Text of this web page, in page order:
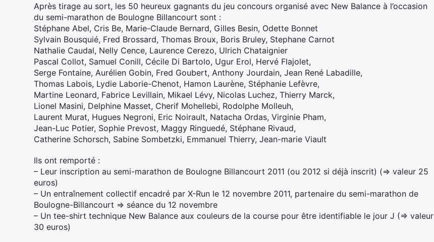
Après tirage au sort, les 50 heureux gagnants du jeu concours organisé avec New Balance à l’occasion
du semi-marathon de Boulogne Billancourt sont :
Stéphane Abel, Cris Be, Marie-Claude Bernard, Gilles Besin, Odette Bonnet
Sylvain Bousquié, Fred Brossard, Thomas Broux, Boris Bruley, Stephane Carnot
Nathalie Caudal, Nelly Cence, Laurence Cerezo, Ulrich Chataignier
Pascal Collot, Samuel Conill, Cécile Di Bartolo, Ugur Erol, Hervé Flajolet,
Serge Fontaine, Aurélien Gobin, Fred Goubert, Anthony Jourdain, Jean René Labadille,
Thomas Labois, Lydie Laborie-Chenot, Hamon Laurène, Stéphanie Lefèvre,
Martine Leonard, Fabrice Levillain, Mikael Lévy, Nicolas Luchez, Thierry Marck,
Lionel Masini, Delphine Masset, Cherif Mohellebi, Rodolphe Molleuh,
Laurent Murat, Hugues Negroni, Eric Noirault, Natacha Ordas, Virginie Pham,
Jean-Luc Potier, Sophie Prevost, Maggy Ringuedé, Stéphane Rivaud,
Catherine Schorsch, Sabine Sombetzki, Emmanuel Thierry, Jean-marie Viault
Ils ont remporté :
– Leur inscription au semi-marathon de Boulogne Billancourt 2011 (ou 2012 si déjà inscrit) (=> valeur 25
euros)
– Un entraînement collectif encadré par X-Run le 12 novembre 2011, partenaire du semi-marathon de
Boulogne-Billancourt => séance du 12 novembre
– Un tee-shirt technique New Balance aux couleurs de la course pour être identifiable le jour J (=> valeur
30 euros)